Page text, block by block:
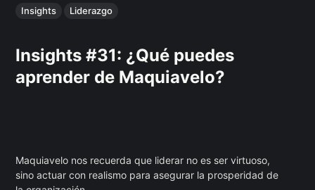
Insights Liderazgo
Insights #31: ¿Qué puedes
aprender de Maquiavelo?
Maquiavelo nos recuerda que liderar no es ser virtuoso,
sino actuar con realismo para asegurar la prosperidad de